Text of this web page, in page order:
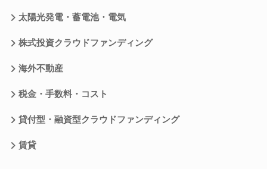
太陽光発電・蓄電池・電気
株式投資クラウドファンディング
海外不動産
税金・手数料・コスト
貸付型・融資型クラウドファンディング
賃貸